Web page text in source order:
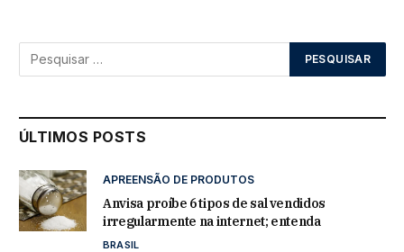
ÚLTIMOS POSTS
APREENSÃO DE PRODUTOS
Anvisa proíbe 6 tipos de sal vendidos
irregularmente na internet; entenda
BRASIL